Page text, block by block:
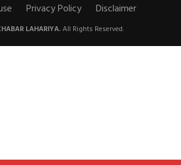
Privacy Policy Disclaimer
LAHARIYA.All Rights Reserved.